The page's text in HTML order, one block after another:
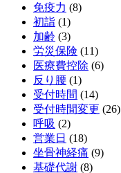
免疫力 (8)
初詣 (1)
加齢 (3)
労災保険 (11)
医療費控除 (6)
反り腰 (1)
受付時間 (14)
受付時間変更 (26)
呼吸 (2)
営業日 (18)
坐骨神経痛 (9)
基礎代謝 (8)